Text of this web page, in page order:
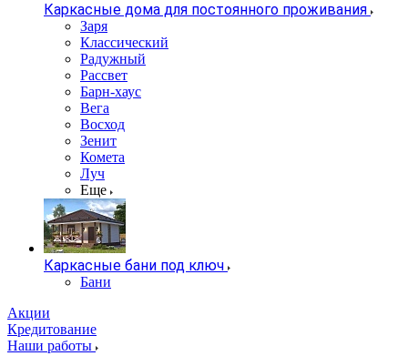
Каркасные дома для постоянного проживания
Заря
Классический
Радужный
Рассвет
Барн-хаус
Вега
Восход
Зенит
Комета
Луч
Еще
Каркасные бани под ключ
Бани
Акции
Кредитование
Наши работы